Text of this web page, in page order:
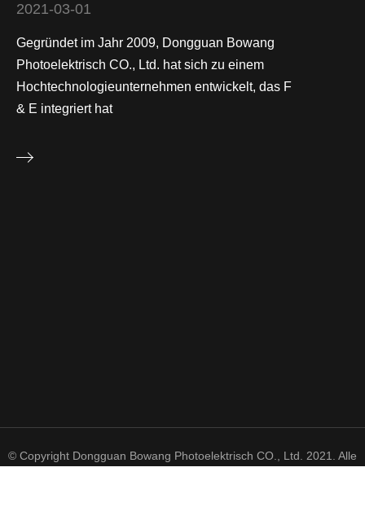
2021-03-01
Gegründet im Jahr 2009, Dongguan Bowang
Photoelektrisch CO., Ltd. hat sich zu einem
Hochtechnologieunternehmen entwickelt, das F
& E integriert hat
© Copyright Dongguan Bowang Photoelektrisch CO., Ltd. 2021. Alle